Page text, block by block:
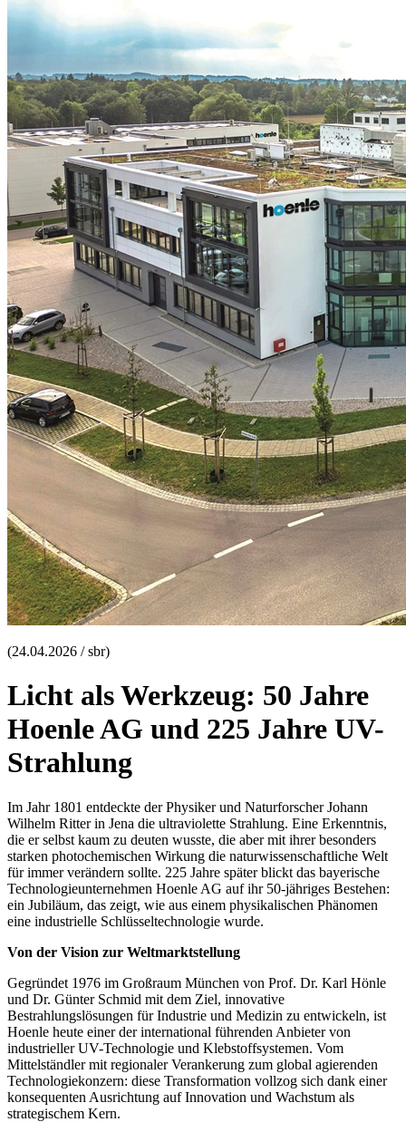
(24.04.2026 / sbr)
Licht als Werkzeug: 50 Jahre
Hoenle AG und 225 Jahre UV-
Strahlung
Im Jahr 1801 entdeckte der Physiker und Naturforscher Johann
Wilhelm Ritter in Jena die ultraviolette Strahlung. Eine Erkenntnis,
die er selbst kaum zu deuten wusste, die aber mit ihrer besonders
starken photochemischen Wirkung die naturwissenschaftliche Welt
für immer verändern sollte. 225 Jahre später blickt das bayerische
Technologieunternehmen Hoenle AG auf ihr 50-jähriges Bestehen:
ein Jubiläum, das zeigt, wie aus einem physikalischen Phänomen
eine industrielle Schlüsseltechnologie wurde.
Von der Vision zur Weltmarktstellung
Gegründet 1976 im Großraum München von Prof. Dr. Karl Hönle
und Dr. Günter Schmid mit dem Ziel, innovative
Bestrahlungslösungen für Industrie und Medizin zu entwickeln, ist
Hoenle heute einer der international führenden Anbieter von
industrieller UV-Technologie und Klebstoffsystemen. Vom
Mittelständler mit regionaler Verankerung zum global agierenden
Technologiekonzern: diese Transformation vollzog sich dank einer
konsequenten Ausrichtung auf Innovation und Wachstum als
strategischem Kern.